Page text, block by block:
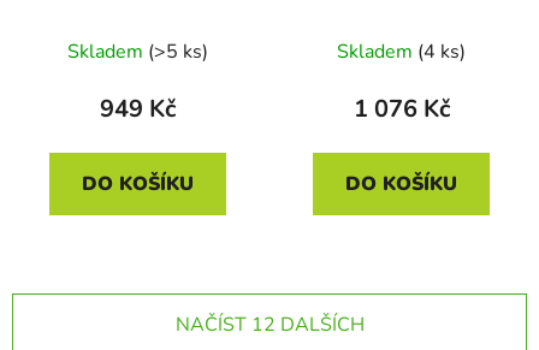
Skladem (>5 ks)
949 Kč
DO KOŠÍKU
Skladem (4 ks)
1 076 Kč
DO KOŠÍKU
NAČÍST 12 DALŠÍCH